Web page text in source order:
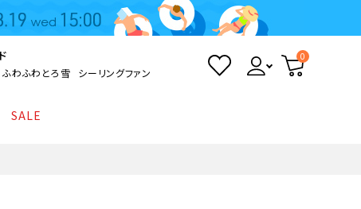
ふわふわとろ雪 シーリングファン
0
SALE